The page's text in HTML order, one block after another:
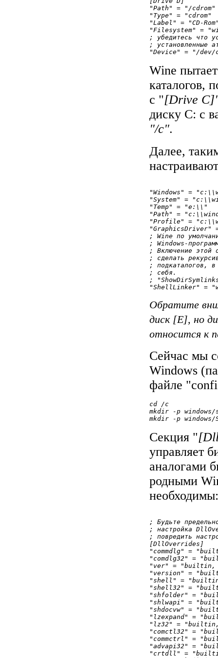
"Path" = "/cdrom"
"Type" = "cdrom"
"Label" = "CD-
"Filesystem" =
; убедитесь что
; установленные
Wine
каталогов,
с "[Drive
диску С: с
"/c".
Далее,
"Windows" =
"System" =
"Temp" = "e:\\"
"Path" =
"Profile" =
"GraphicsDriver"
; Wine по
; Windows-
; Включение этой
; сделать
; подкаталогов, в
; себя.
;
Обратите
диск [E], но
относится к
Сейчас мы
Windows
файле
cd /c
mkdir -p windows/
mkdir -p windows/
Секция "
управляет
аналогами
родными
; Будьте
; настройка
; повредить
[DllOverrides]
"commdlg" =
"comdlg32" =
"ver" = "builtin,
"version" =
"shell" =
"shell32" =
"shfolder" =
"shlwapi" =
"shdocvw" =
"lzexpand" =
"lz32" =
"comctl32" =
"commctrl" =
"advapi32" =
"crtdll" =